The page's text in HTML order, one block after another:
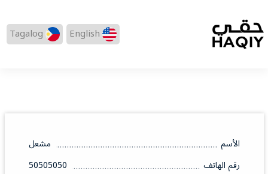
English
Tagalog
الأسم
مشعل
رقم الهاتف
50505050